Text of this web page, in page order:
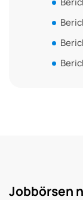
Jobbörsen